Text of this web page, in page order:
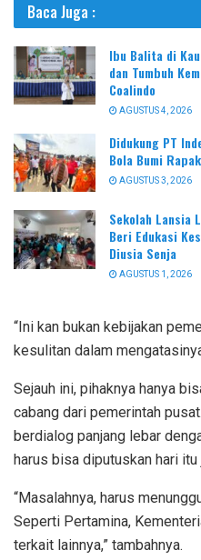
Baca Juga :
Ibu Balita di
dan Tumbuh
Coalindo
AGUSTUS 4, 2026
Didukung PT
Bola Bumi
AGUSTUS 3, 2026
Sekolah Lansia
Beri Edukasi
Diusia Senja
AGUSTUS 1, 2026
“Ini kan bukan kebijakan
kesulitan dalam
Sejauh ini, pihaknya hanya
cabang dari pemerintah
berdialog panjang lebar
harus bisa diputuskan hari itu
“Masalahnya, harus
Seperti Pertamina,
terkait lainnya,” tambahnya.